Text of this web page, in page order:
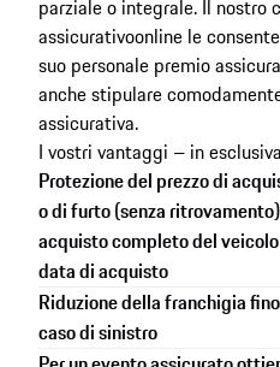
parziale o integrale. Il nostro
assicurativoonline le
suo personale premio
anche stipulare
assicurativa.
I vostri vantaggi – in
Protezione del prezzo di
o di furto (senza
acquisto completo del
data di acquisto
Riduzione della franchigia
caso di sinistro